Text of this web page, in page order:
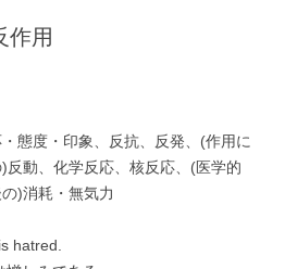
用
態度・印象、反抗、反発、(作用に
動、化学反応、核反応、(医学的
)消耗・無気力
hatred.